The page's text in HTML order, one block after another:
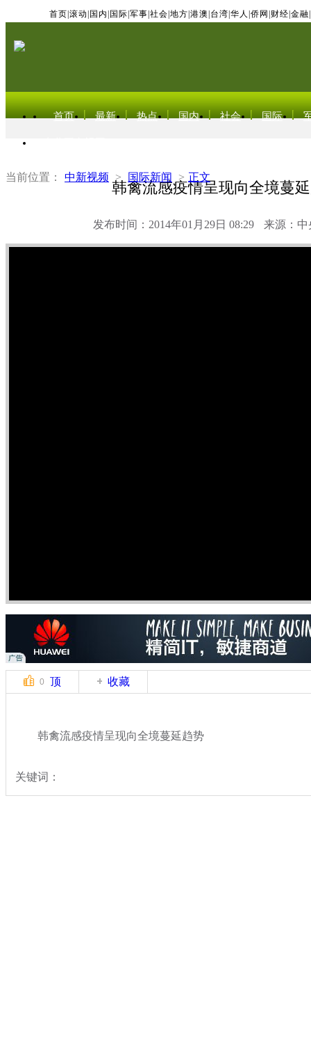
首页 滚动 国内 国际 军事 社会 地方 港澳 台湾 华人 侨网 财经 金融
首页 最新 热点 国内 社会 国际
当前位置： 中新视频 > 国际新闻 > 正文
韩禽流感疫情呈现向全境蔓
发布时间：2014年01月29日 08:29 来源：中
0 顶 收藏
韩禽流感疫情呈现向全境蔓延趋势
关键词：